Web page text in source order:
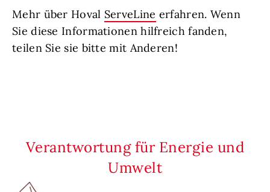
Mehr über Hoval ServeLine erfahren. Wenn
Sie diese Informationen hilfreich fanden,
teilen Sie sie bitte mit Anderen!
Verantwortung für Energie und
Umwelt